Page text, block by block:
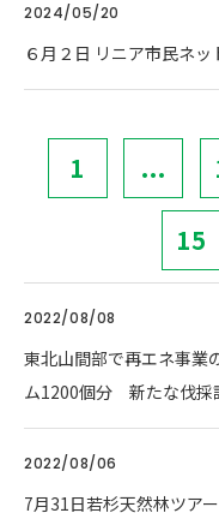
2024/05/20
６月２日 リニア市民ネ
1 ...
15
2022/08/08
東北山間部で再エネ事業
ム1200個分 新たな伐採
2022/08/06
7月31日若杉天然林ツア